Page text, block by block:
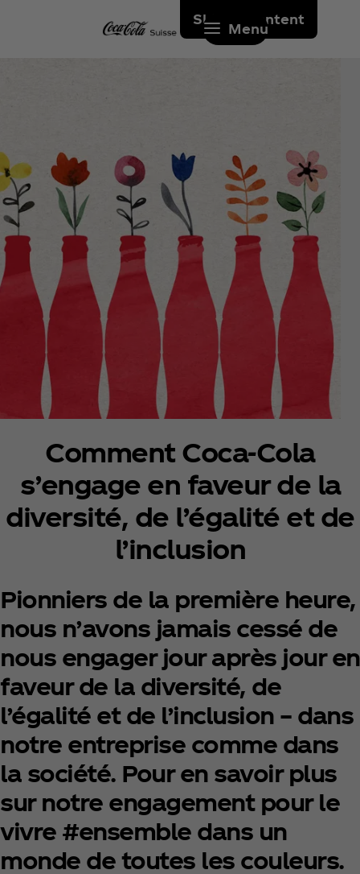
Skip to content
Menu
Comment Coca‑Cola
s’engage en faveur de la
diversité, de l’égalité et de
l’inclusion
Pionniers de la première heure,
nous n’avons jamais cessé de
nous engager jour après jour en
faveur de la diversité, de
l’égalité et de l’inclusion – dans
notre entreprise comme dans
la société. Pour en savoir plus
sur notre engagement pour le
vivre #ensemble dans un
monde de toutes les couleurs.